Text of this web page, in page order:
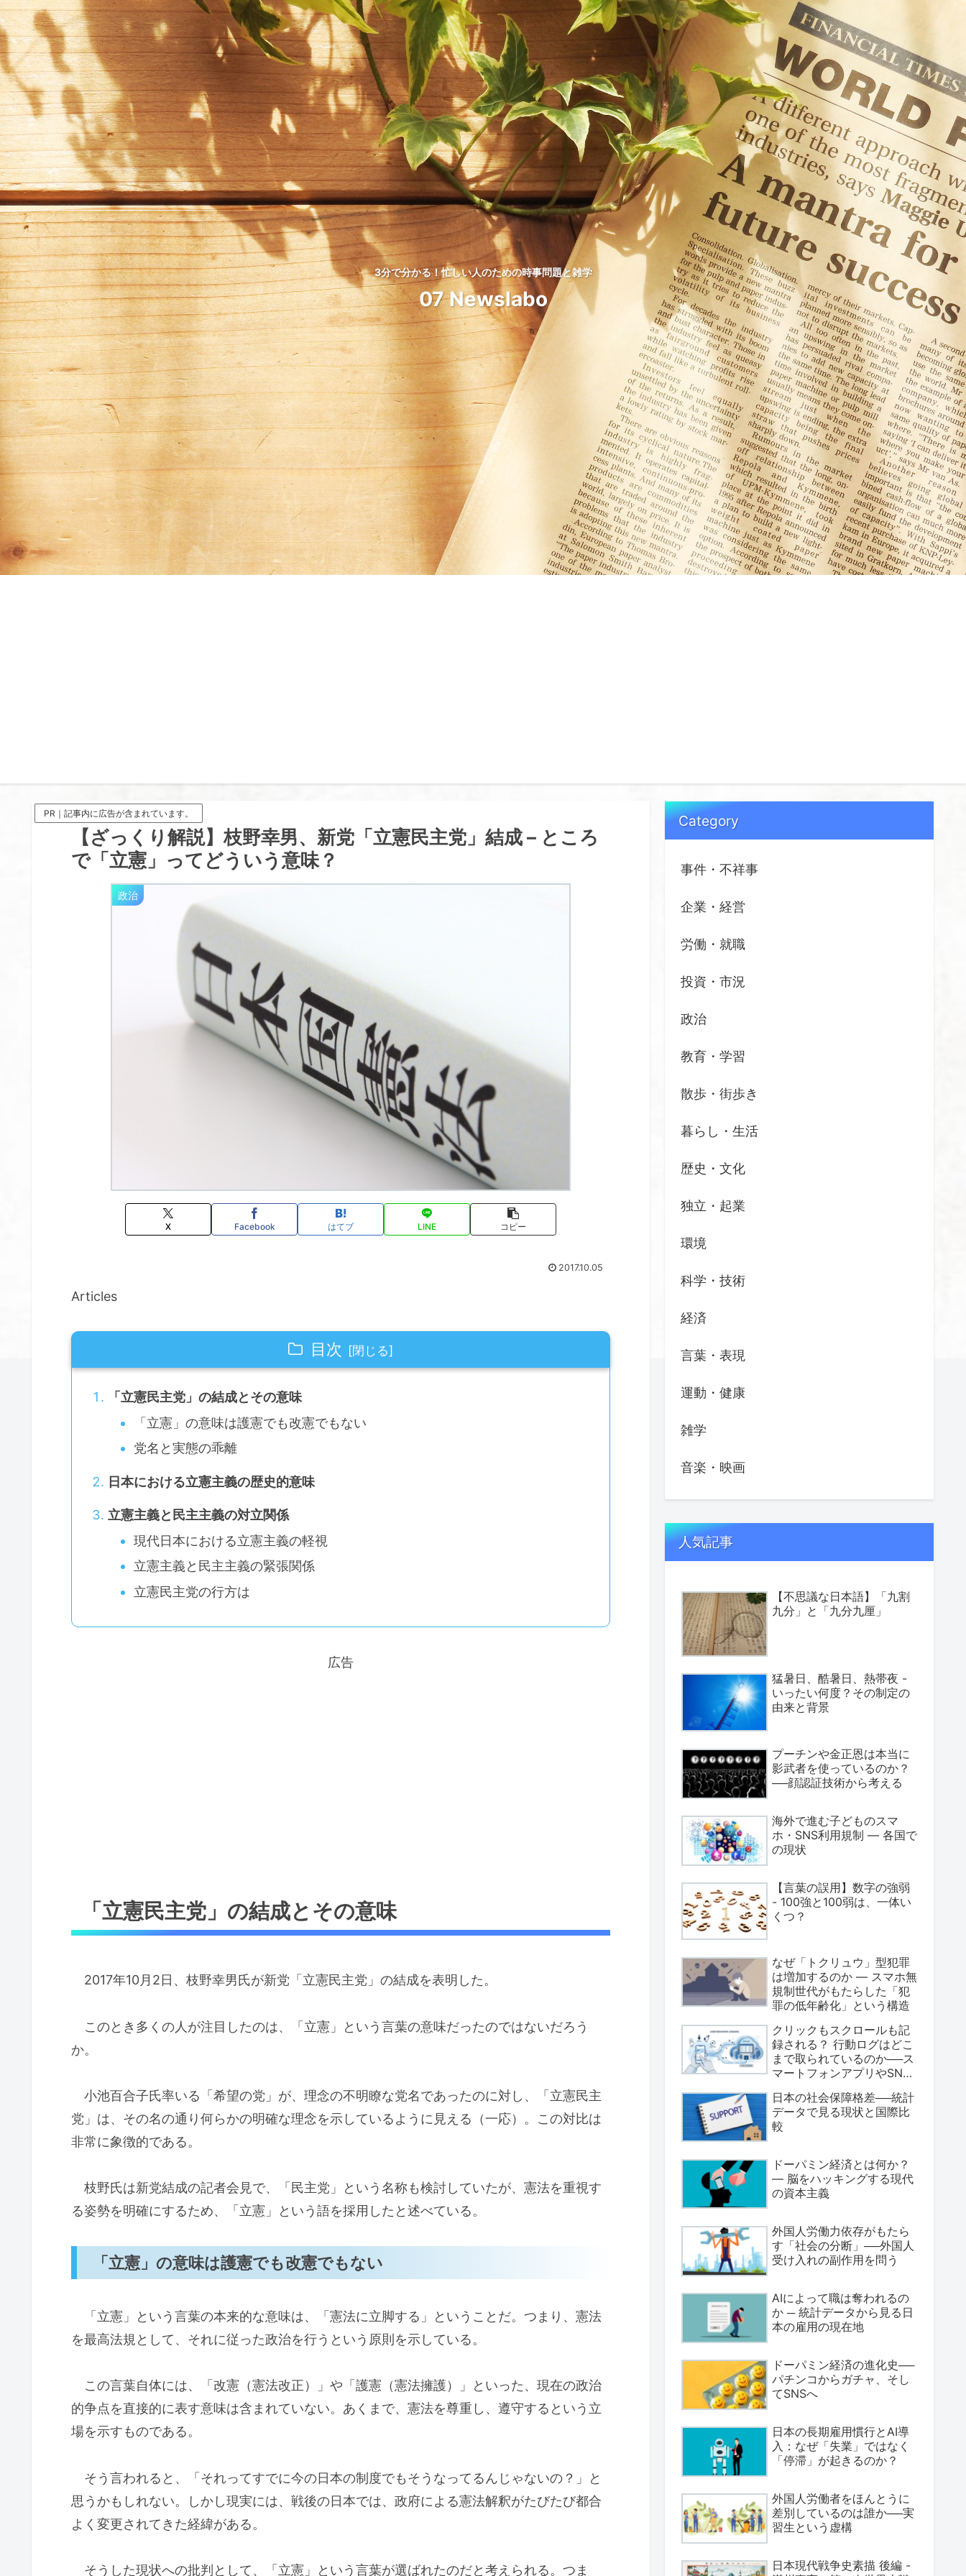
3分で分かる！忙しい人のための時事問題と雑学
07 Newslabo
PR｜記事内に広告が含まれています。
【ざっくり解説】枝野幸男、新党「立憲民主党」結成 – ところ
で「立憲」ってどういう意味？
政治
X Facebook はてブ LINE コピー
2017.10.05
Articles
目次
「立憲民主党」の結成とその意味
「立憲」の意味は護憲でも改憲でもない
党名と実態の乖離
日本における立憲主義の歴史的意味
立憲主義と民主主義の対立関係
現代日本における立憲主義の軽視
立憲主義と民主主義の緊張関係
立憲民主党の行方は
広告
「立憲民主党」の結成とその意味
2017年10月2日、枝野幸男氏が新党「立憲民主党」の結成を表明した。
このとき多くの人が注目したのは、「立憲」という言葉の意味だったのではないだろう
か。
小池百合子氏率いる「希望の党」が、理念の不明瞭な党名であったのに対し、「立憲民主
党」は、その名の通り何らかの明確な理念を示しているように見える（一応）。この対比は
非常に象徴的である。
枝野氏は新党結成の記者会見で、「民主党」という名称も検討していたが、憲法を重視す
る姿勢を明確にするため、「立憲」という語を採用したと述べている。
「立憲」の意味は護憲でも改憲でもない
「立憲」という言葉の本来的な意味は、「憲法に立脚する」ということだ。つまり、憲法
を最高法規として、それに従った政治を行うという原則を示している。
この言葉自体には、「改憲（憲法改正）」や「護憲（憲法擁護）」といった、現在の政治
的争点を直接的に表す意味は含まれていない。あくまで、憲法を尊重し、遵守するという立
場を示すものである。
そう言われると、「それってすでに今の日本の制度でもそうなってるんじゃないの？」と
思うかもしれない。しかし現実には、戦後の日本では、政府による憲法解釈がたびたび都合
よく変更されてきた経緯がある。
そうした現状への批判として、「立憲」という言葉が選ばれたのだと考えられる。つま
Category
事件・不祥事
企業・経営
労働・就職
投資・市況
政治
教育・学習
散歩・街歩き
暮らし・生活
歴史・文化
独立・起業
環境
科学・技術
経済
言葉・表現
運動・健康
雑学
音楽・映画
人気記事
【不思議な日本語】「九割
九分」と「九分九厘」
猛暑日、酷暑日、熱帯夜 -
いったい何度？その制定の
由来と背景
プーチンや金正恩は本当に
影武者を使っているのか？
──顔認証技術から考える
海外で進む子どものスマ
ホ・SNS利用規制 ― 各国で
の現状
【言葉の誤用】数字の強弱
- 100強と100弱は、一体い
くつ？
なぜ「トクリュウ」型犯罪
は増加するのか ― スマホ無
規制世代がもたらした「犯
罪の低年齢化」という構造
クリックもスクロールも記
録される？ 行動ログはどこ
まで取られているのか──ス
マートフォンアプリやSNS
日本の社会保障格差──統計
データで見る現状と国際比
較
ドーパミン経済とは何か？
― 脳をハッキングする現代
の資本主義
外国人労働力依存がもたら
す「社会の分断」──外国人
受け入れの副作用を問う
AIによって職は奪われるの
か ─ 統計データから見る日
本の雇用の現在地
ドーパミン経済の進化史──
パチンコからガチャ、そし
てSNSへ
日本の長期雇用慣行とAI導
入：なぜ「失業」ではなく
「停滞」が起きるのか？
外国人労働者をほんとうに
差別しているのは誰か──実
習生という虚構
日本現代戦争史素描 後編 -